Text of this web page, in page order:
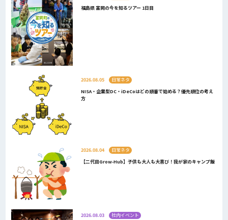
福島県 富岡の今を知るツアー 1日目
2026.08.05
日常ネタ
NISA・企業型DC・iDeCoはどの順番で始める？優先順位の考え
方
2026.08.04
日常ネタ
【二代目Grow-Hub】子供も大人も大喜び！我が家のキャンプ飯
2026.08.03
社内イベント